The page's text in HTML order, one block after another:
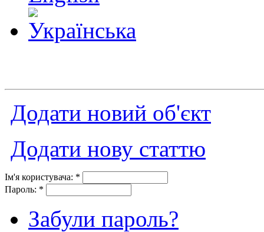
Додати новий об'єкт
Додати нову статтю
Ім'я користувача: *
Пароль: *
Забули пароль?